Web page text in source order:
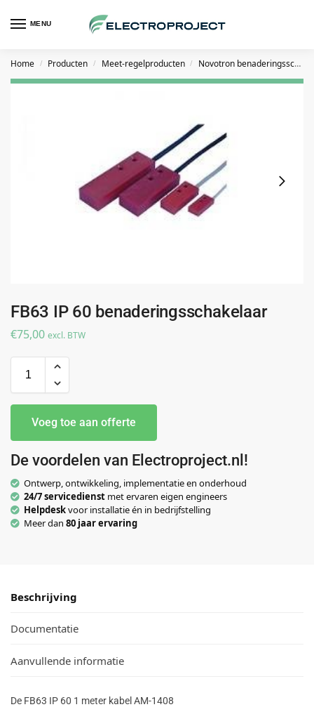
MENU
Home / Producten / Meet-regelproducten / Novotron benaderingsschakelaars
FB63 IP 60 benaderingsschakelaar
€75,00 excl. BTW
Voeg toe aan offerte
De voordelen van Electroproject.nl!
Ontwerp, ontwikkeling, implementatie en onderhoud
24/7 servicedienst met ervaren eigen engineers
Helpdeskvoor installatie én in bedrijfstelling
Meer dan 80 jaar ervaring
Beschrijving
Documentatie
Aanvullende informatie
De FB63 IP 60 1 meter kabel AM-1408